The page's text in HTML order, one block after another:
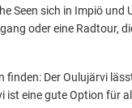
Seen sich in Impiö
oder eine Radtour,
finden: Der Oulujärvi
ist eine gute Option für